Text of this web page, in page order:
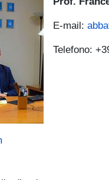
E-mail:
Telefono: